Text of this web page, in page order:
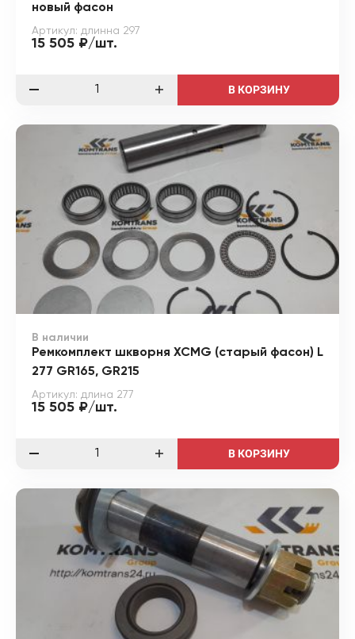
новый фасон
Артикул: длинна 297
15 505 ₽/шт.
В КОРЗИНУ
В наличии
Ремкомплект шкворня XCMG (старый фасон) L
277 GR165, GR215
Артикул: длина 277
15 505 ₽/шт.
В КОРЗИНУ